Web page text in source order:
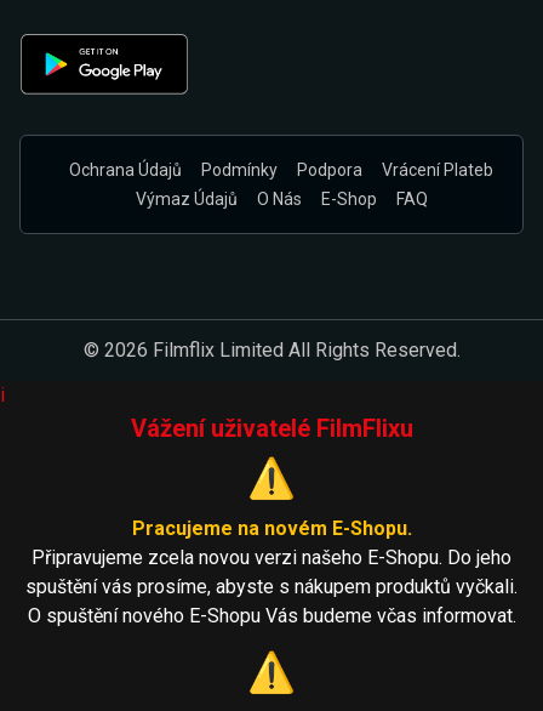
Ochrana Údajů Podmínky Podpora
Vrácení Plateb
Výmaz Údajů
O Nás E-Shop FAQ
© 2026 Filmflix Limited All Rights Reserved.
i
Vážení uživatelé FilmFlixu
⚠️
Pracujeme na novém E-Shopu.
Připravujeme zcela novou verzi našeho E-Shopu. Do jeho
spuštění vás prosíme, abyste s nákupem produktů vyčkali.
O spuštění nového E-Shopu Vás budeme včas informovat.
⚠️